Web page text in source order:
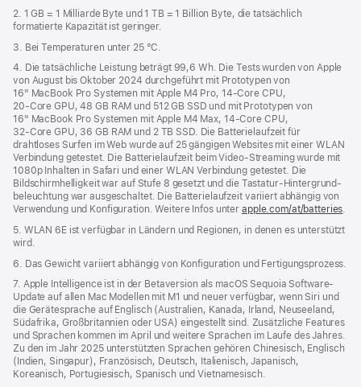
2. 1 GB = 1 Milliarde Byte und 1 TB = 1 Billion Byte, die tatsächlich
formatierte Kapazität ist geringer.
3. Bei Temperaturen unter 25 °C.
4. Die tatsächliche Leistung beträgt 99,6 Wh. Die Tests wurden von Apple
von August bis Oktober 2024 durchgeführt mit Prototypen von
16" MacBook Pro Systemen mit Apple M4 Pro, 14‑Core CPU,
20‑Core GPU, 48 GB RAM und 512 GB SSD und mit Prototypen von
16" MacBook Pro Systemen mit Apple M4 Max, 14‑Core CPU,
32‑Core GPU, 36 GB RAM und 2 TB SSD. Die Batterielaufzeit für
drahtloses Surfen im Web wurde auf 25 gängigen Websites mit einer WLAN
Verbindung getestet. Die Batterielaufzeit beim Video-Streaming wurde mit
1080p Inhalten in Safari und einer WLAN Verbindung getestet. Die
Bildschirm­helligkeit war auf Stufe 8 gesetzt und die Tastatur-Hintergrund­
beleuchtung war ausgeschaltet. Die Batterielaufzeit variiert abhängig von
Verwendung und Konfiguration. Weitere Infos unterapple.com/at/batteries.
5. WLAN 6E ist verfügbar in Ländern und Regionen, in denen es unterstützt
wird.
6. Das Gewicht variiert abhängig von Konfiguration und Fertigungsprozess.
7. Apple Intelligence ist in der Betaversion als macOS Sequoia Software-
Update auf allen Mac Modellen mit M1 und neuer verfügbar, wenn Siri und
die Gerätesprache auf Englisch (Australien, Kanada, Irland, Neuseeland,
Südafrika, Großbritannien oder USA) eingestellt sind. Zusätzliche Features
und Sprachen kommen im April und weitere Sprachen im Laufe des Jahres.
Zu den im Jahr 2025 unterstützten Sprachen gehören Chinesisch, Englisch
(Indien, Singapur), Französisch, Deutsch, Italienisch, Japanisch,
Koreanisch, Portugiesisch, Spanisch und Vietnamesisch.